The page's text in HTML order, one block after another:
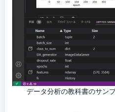
データ分析の教科書のサン